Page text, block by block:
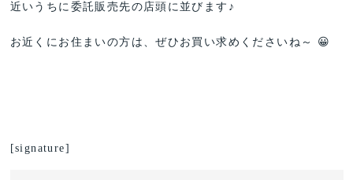
近いうちに委託販売先の店頭に並びます♪
お近くにお住まいの方は、ぜひお買い求めくださいね～ 😀
[signature]